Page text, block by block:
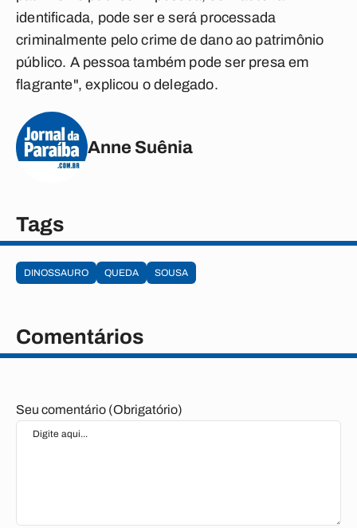
identificada, pode ser e será processada
criminalmente pelo crime de dano ao patrimônio
público. A pessoa também pode ser presa em
flagrante", explicou o delegado.
Anne Suênia
Tags
DINOSSAURO QUEDA SOUSA
Comentários
Seu comentário (Obrigatório)